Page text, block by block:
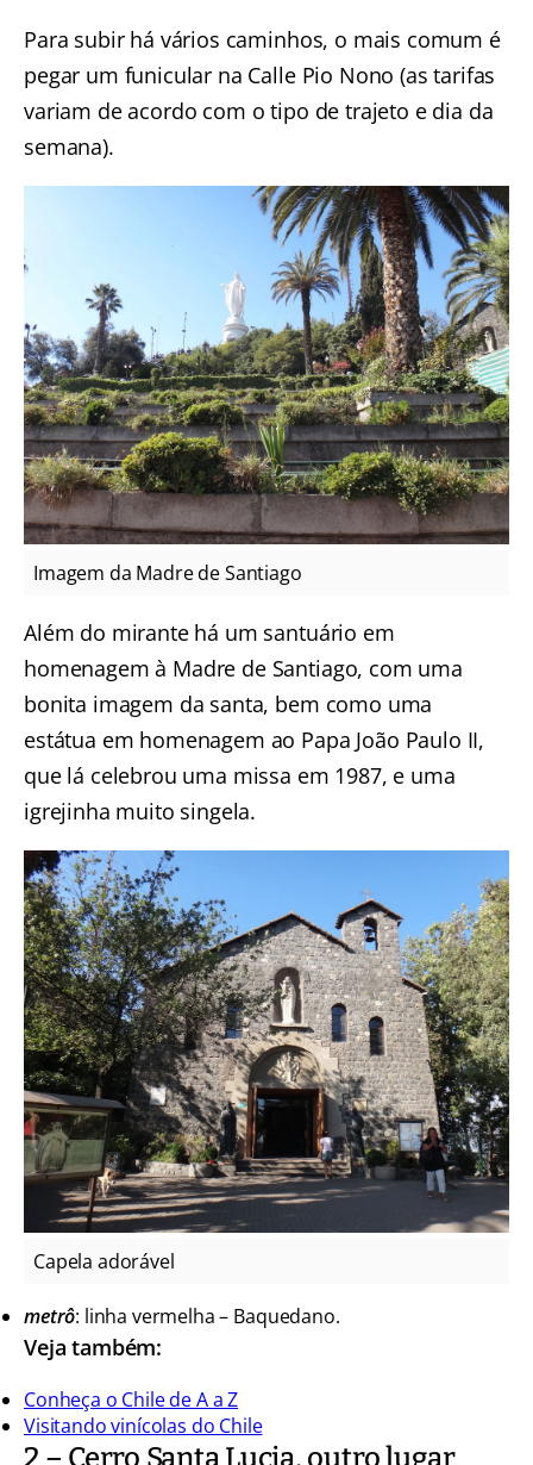
Para subir há vários caminhos, o mais comum é
pegar um funicular na Calle Pio Nono (as tarifas
variam de acordo com o tipo de trajeto e dia da
semana).
Imagem da Madre de Santiago
Além do mirante há um santuário em
homenagem à Madre de Santiago, com uma
bonita imagem da santa, bem como uma
estátua em homenagem ao Papa João Paulo II,
que lá celebrou uma missa em 1987, e uma
igrejinha muito singela.
Capela adorável
metrô: linha vermelha – Baquedano.
Veja também:
Conheça o Chile de A a Z
Visitando vinícolas do Chile
2 – Cerro Santa Lucia, outro lugar